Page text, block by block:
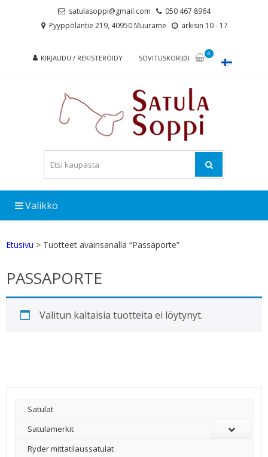
satulasoppi@gmail.com
050 467 8964
Pyyppöläntie 219, 40950 Muurame
arkisin 10 - 17
KIRJAUDU / REKISTERÖIDY SOVITUSKORI(0)
0
Valikko
Etusivu > Tuotteet avainsanalla “Passaporte”
PASSAPORTE
Valitun kaltaisia tuotteita ei löytynyt.
Satulat
Satulamerkit
Ryder mittatilaussatulat